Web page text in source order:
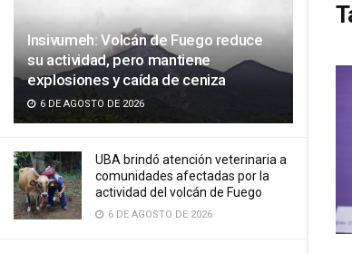
Insivumeh: Volcán de Fuego reduce
su actividad, pero mantiene
explosiones y caída de ceniza
6 DE AGOSTO DE 2026
UBA brindó atención veterinaria a
comunidades afectadas por la
actividad del volcán de Fuego
6 DE AGOSTO DE 2026